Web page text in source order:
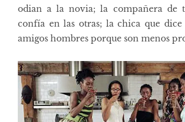
odian a la novia; la compañera de
confía en las otras; la chica que dice
amigos hombres porque son menos